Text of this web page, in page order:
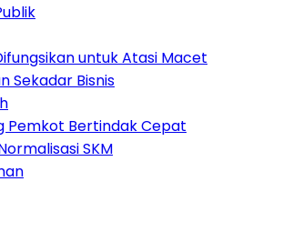
untuk Atasi Macet
Sekadar Bisnis
Pemkot Bertindak Cepat
SKM